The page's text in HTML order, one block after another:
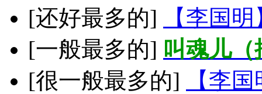
[还好最多的]
【李国
[一般最多的] 叫魂儿
[很一般最多的]
【李